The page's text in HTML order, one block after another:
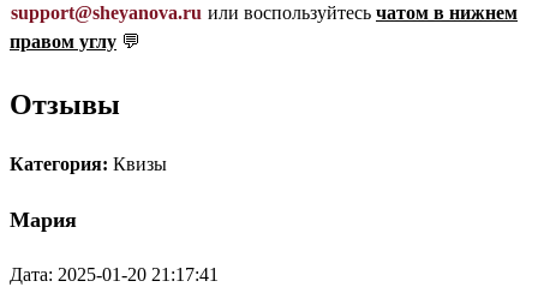
support@sheyanova.ru или воспользуйтесь чатом в нижнем
правом углу 💬
Отзывы
Категория: Квизы
Мария
Дата: 2025-01-20 21:17:41